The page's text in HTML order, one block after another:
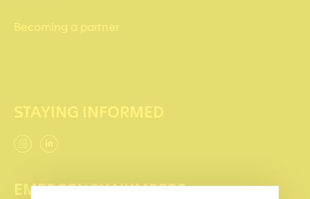
Becoming a partner
STAYING INFORMED
EMERGENCY NUMBERS